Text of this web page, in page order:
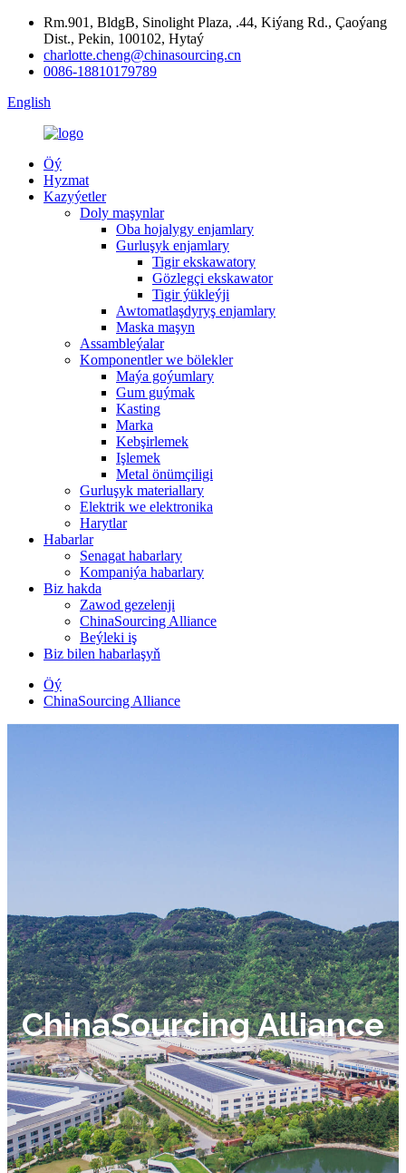
Rm.901, BldgB, Sinolight Plaza, .44, Kiýang Rd., Çaoýang
Dist., Pekin, 100102, Hytaý
charlotte.cheng@chinasourcing.cn
0086-18810179789
English
Öý
Hyzmat
Kazyýetler
Doly maşynlar
Oba hojalygy enjamlary
Gurluşyk enjamlary
Tigir ekskawatory
Gözlegçi ekskawator
Tigir ýükleýji
Awtomatlaşdyryş enjamlary
Maska maşyn
Assambleýalar
Komponentler we bölekler
Maýa goýumlary
Gum guýmak
Kasting
Marka
Kebşirlemek
Işlemek
Metal önümçiligi
Gurluşyk materiallary
Elektrik we elektronika
Harytlar
Habarlar
Senagat habarlary
Kompaniýa habarlary
Biz hakda
Zawod gezelenji
ChinaSourcing Alliance
Beýleki iş
Biz bilen habarlaşyň
Öý
ChinaSourcing Alliance
ChinaSourcing Alliance